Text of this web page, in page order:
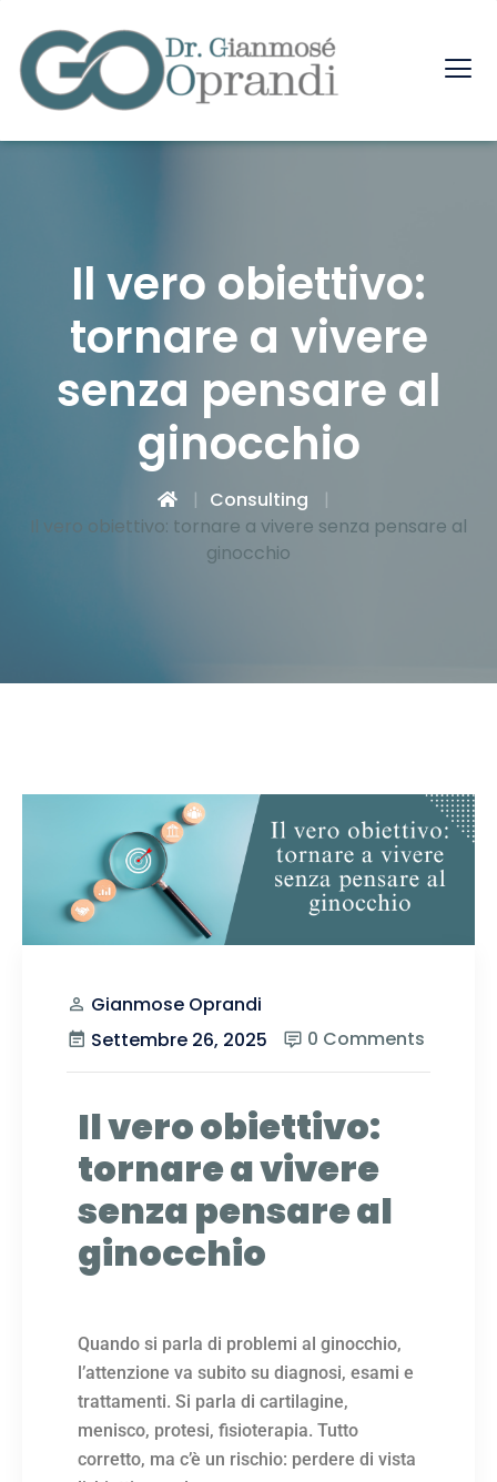
Il vero obiettivo:
tornare a vivere
senza pensare al
ginocchio
Consulting
Il vero obiettivo: tornare a vivere senza pensare al
ginocchio
Gianmose Oprandi
Settembre 26, 2025
0 Comments
Il vero obiettivo:
tornare a vivere
senza pensare al
ginocchio
Quando si parla di problemi al ginocchio,
l’attenzione va subito su diagnosi, esami e
trattamenti. Si parla di cartilagine,
menisco, protesi, fisioterapia. Tutto
corretto, ma c’è un rischio: perdere di vista